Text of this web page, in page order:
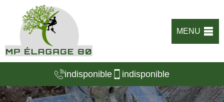
MENU
indisponible indisponible